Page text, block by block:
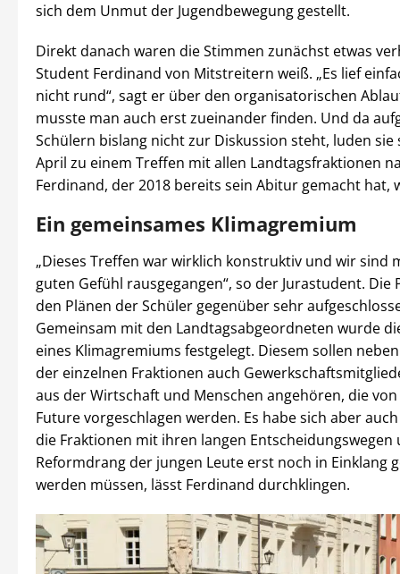
sich dem Unmut der Jugendbewegung gestellt.
Direkt danach waren die Stimmen zunächst etwas
Student Ferdinand von Mitstreitern weiß. „Es lief
nicht rund“, sagt er über den organisatorischen
musste man auch erst zueinander finden. Und da
Schülern bislang nicht zur Diskussion steht, luden sie
April zu einem Treffen mit allen Landtagsfraktionen
Ferdinand, der 2018 bereits sein Abitur gemacht hat,
Ein gemeinsames Klimagremium
„Dieses Treffen war wirklich konstruktiv und wir sind
guten Gefühl rausgegangen“, so der Jurastudent. Die
den Plänen der Schüler gegenüber sehr
Gemeinsam mit den Landtagsabgeordneten wurde
eines Klimagremiums festgelegt. Diesem sollen
der einzelnen Fraktionen auch
aus der Wirtschaft und Menschen angehören, die von
Future vorgeschlagen werden. Es habe sich aber
die Fraktionen mit ihren langen Entscheidungswegen
Reformdrang der jungen Leute erst noch in Einklang
werden müssen, lässt Ferdinand durchklingen.